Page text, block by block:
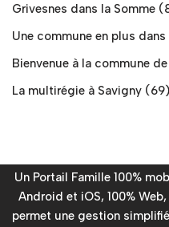
Grivesnes dans la Somme
Une commune en plus dans
Bienvenue à la commune
La multirégie à Savigny (69)
Un Portail Famille 100%
Android et iOS, 100%
permet une gestion